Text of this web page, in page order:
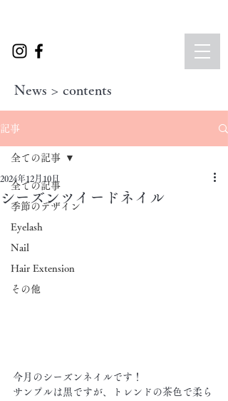
News > contents
記事
全ての記事
季節のデザイン
Eyelash
Nail
Hair Extension
その他
全ての記事
シーズンツイードネイル
2024年12月10日
今月のシーズンネイルです！
サンプルは黒ですが、トレンドの茶色で柔ら